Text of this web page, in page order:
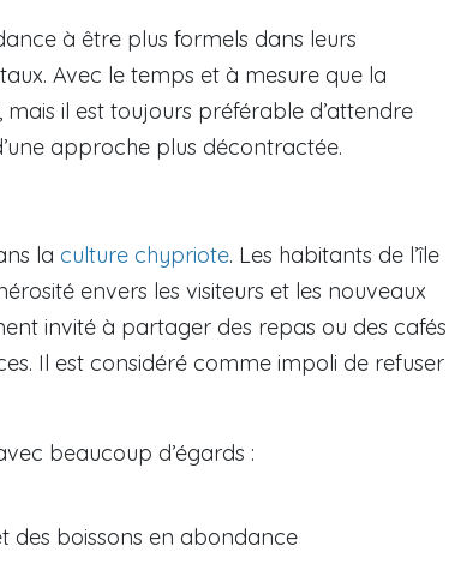
à être plus formels dans leurs
Avec le temps et à mesure que la
il est toujours préférable d’attendre
approche plus décontractée.
la culture chypriote. Les habitants de l’île
envers les visiteurs et les nouveaux
invité à partager des repas ou des cafés
Il est considéré comme impoli de refuser
beaucoup d’égards :
des boissons en abondance